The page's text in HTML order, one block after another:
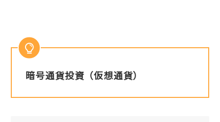
暗号通貨投資（仮想通貨）